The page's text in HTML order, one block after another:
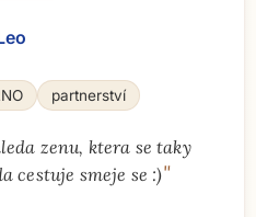
partnerství
zenu, ktera se taky
cestuje smeje se :)"